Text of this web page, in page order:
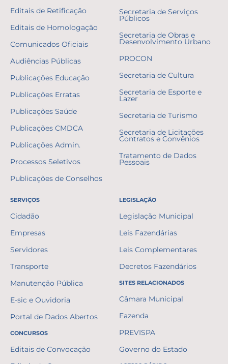
Editais de Retificação
Editais de Homologação
Comunicados Oficiais
Audiências Públicas
Publicações Educação
Publicações Erratas
Publicações Saúde
Publicações CMDCA
Publicações Admin.
Processos Seletivos
Publicações de Conselhos
Secretaria de Serviços
Públicos
Secretaria de Obras e
Desenvolvimento Urbano
PROCON
Secretaria de Cultura
Secretaria de Esporte e
Lazer
Secretaria de Turismo
Secretaria de Licitações
Contratos e Convênios
Tratamento de Dados
Pessoais
SERVIÇOS
Cidadão
Empresas
Servidores
Transporte
Manutenção Pública
E-sic e Ouvidoria
Portal de Dados Abertos
CONCURSOS
Editais de Convocação
LEGISLAÇÃO
Legislação Municipal
Leis Fazendárias
Leis Complementares
Decretos Fazendários
SITES RELACIONADOS
Câmara Municipal
Fazenda
PREVISPA
Governo do Estado